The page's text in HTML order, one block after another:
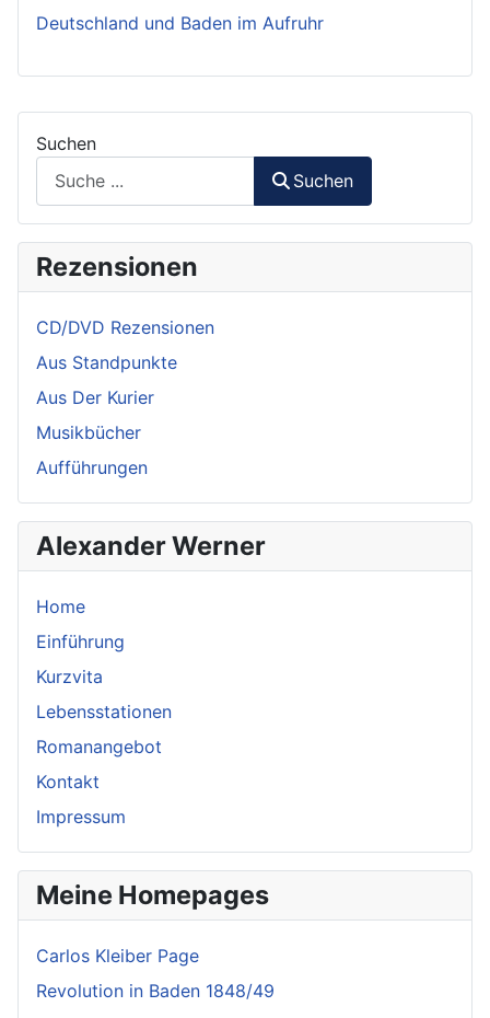
Suchen
Suchen
Rezensionen
CD/DVD Rezensionen
Aus Standpunkte
Aus Der Kurier
Musikbücher
Aufführungen
Alexander Werner
Home
Einführung
Kurzvita
Lebensstationen
Romanangebot
Kontakt
Impressum
Meine Homepages
Carlos Kleiber Page
Revolution in Baden 1848/49
Deutschland und Baden im Aufruhr